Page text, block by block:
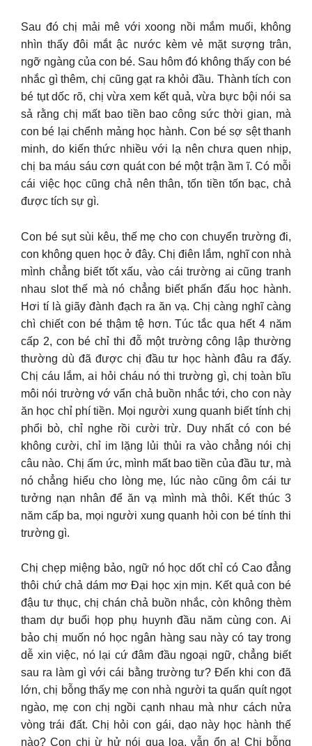
Sau đó chị mải mê với xoong nồi mắm muối, không
nhìn thấy đôi mắt ậc nước kèm vẻ mặt sượng trân,
ngỡ ngàng của con bé. Sau hôm đó không thấy con bé
nhắc gì thêm, chị cũng gạt ra khỏi đầu. Thành tích con
bé tụt dốc rõ, chị vừa xem kết quả, vừa bực bội nói sa
sả rằng chị mất bao tiền bao công sức thời gian, mà
con bé lại chểnh mảng học hành. Con bé sợ sệt thanh
minh, do kiến thức nhiều với lạ nên chưa quen nhịp,
chị ba máu sáu cơn quát con bé một trận ầm ĩ. Có mỗi
cái việc học cũng chả nên thân, tốn tiền tốn bạc, chả
được tích sự gì.
Con bé sụt sùi kêu, thế mẹ cho con chuyển trường đi,
con không quen học ở đây. Chị điên lắm, nghĩ con nhà
mình chẳng biết tốt xấu, vào cái trường ai cũng tranh
nhau slot thế mà nó chẳng biết phấn đấu học hành.
Hơi tí là giãy đành đạch ra ăn vạ. Chị càng nghĩ càng
chì chiết con bé thậm tệ hơn. Túc tắc qua hết 4 năm
cấp 2, con bé chỉ thi đỗ một trường công lập thường
thường dù đã được chị đầu tư học hành đâu ra đấy.
Chị cáu lắm, ai hỏi cháu nó thi trường gì, chị toàn bĩu
môi nói trường vớ vẩn chả buồn nhắc tới, cho con này
ăn học chỉ phí tiền. Mọi người xung quanh biết tính chị
phổi bò, chỉ nghe rồi cười trừ. Duy nhất có con bé
không cười, chỉ im lặng lủi thủi ra vào chẳng nói chị
câu nào. Chị ấm ức, mình mất bao tiền của đầu tư, mà
nó chẳng hiểu cho lòng mẹ, lúc nào cũng ôm cái tư
tưởng nạn nhân để ăn vạ mình mà thôi. Kết thúc 3
năm cấp ba, mọi người xung quanh hỏi con bé tính thi
trường gì.
Chị chẹp miệng bảo, ngữ nó học dốt chỉ có Cao đẳng
thôi chứ chả dám mơ Đại học xịn mịn. Kết quả con bé
đậu tư thục, chị chán chả buồn nhắc, còn không thèm
tham dự buổi họp phụ huynh đầu năm cùng con. Ai
bảo chị muốn nó học ngân hàng sau này có tay trong
dễ xin việc, nó lại cứ đâm đầu ngoại ngữ, chẳng biết
sau ra làm gì với cái bằng trường tư? Đến khi con đã
lớn, chị bỗng thấy mẹ con nhà người ta quấn quít ngọt
ngào, mẹ con chị ngồi cạnh nhau mà như cách nửa
vòng trái đất. Chị hỏi con gái, dạo này học hành thế
nào? Con chị ừ hử nói qua loa, vẫn ổn ạ! Chị bỗng